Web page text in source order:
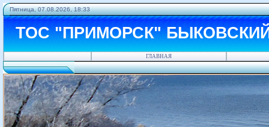
Пятница, 07.08.2026, 18:33
ТОС "ПРИМОРСК"
ГЛАВНАЯ